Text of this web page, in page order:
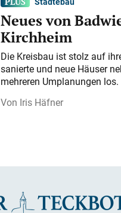
Neues von
Kirchheim
Die Kreisbau ist stolz auf
sanierte und neue Häuser
mehreren Umplanungen los.
Iris Häfner